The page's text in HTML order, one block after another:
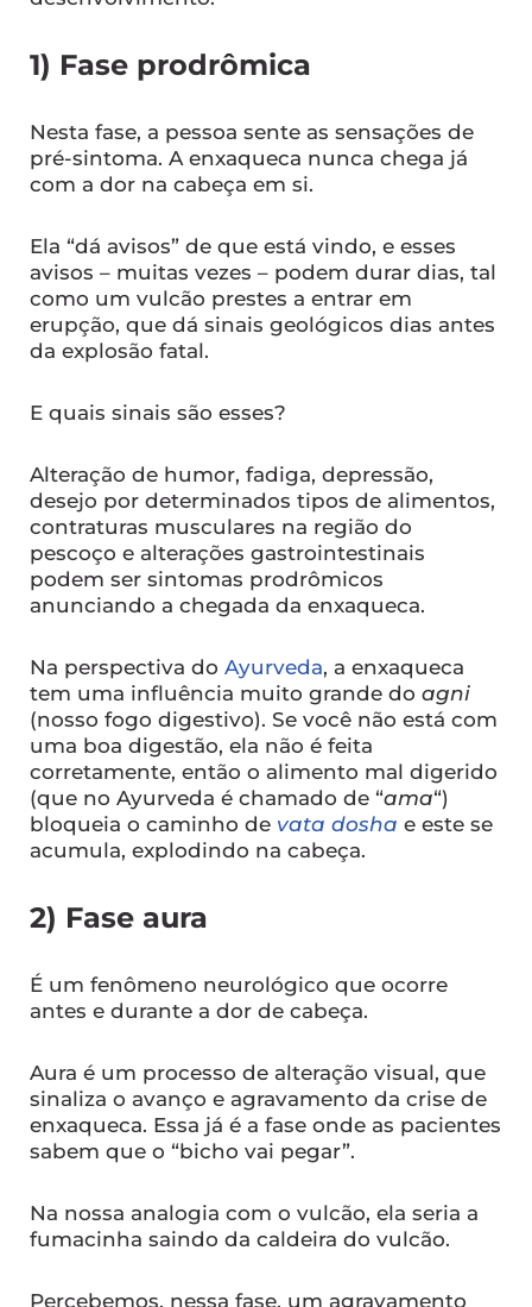
1) Fase prodrômica
Nesta fase, a pessoa sente as sensações de
pré-sintoma. A enxaqueca nunca chega já
com a dor na cabeça em si.
Ela “dá avisos” de que está vindo, e esses
avisos – muitas vezes – podem durar dias, tal
como um vulcão prestes a entrar em
erupção, que dá sinais geológicos dias antes
da explosão fatal.
E quais sinais são esses?
Alteração de humor, fadiga, depressão,
desejo por determinados tipos de alimentos,
contraturas musculares na região do
pescoço e alterações gastrointestinais
podem ser sintomas prodrômicos
anunciando a chegada da enxaqueca.
Na perspectiva do Ayurveda, a enxaqueca
tem uma influência muito grande do agni
(nosso fogo digestivo). Se você não está com
uma boa digestão, ela não é feita
corretamente, então o alimento mal digerido
(que no Ayurveda é chamado de “ama“)
bloqueia o caminho de vata dosha e este se
acumula, explodindo na cabeça.
2) Fase aura
É um fenômeno neurológico que ocorre
antes e durante a dor de cabeça.
Aura é um processo de alteração visual, que
sinaliza o avanço e agravamento da crise de
enxaqueca. Essa já é a fase onde as pacientes
sabem que o “bicho vai pegar”.
Na nossa analogia com o vulcão, ela seria a
fumacinha saindo da caldeira do vulcão.
Percebemos, nessa fase, um agravamento